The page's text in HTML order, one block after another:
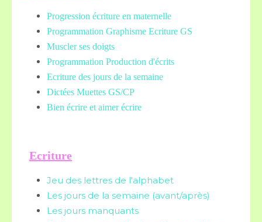
Progression écriture en maternelle
Programmation Graphisme Ecriture GS
Muscler ses doigts
Programmation Production d'écrits
Ecriture des jours de la semaine
Dictées Muettes GS/CP
Bien écrire et aimer écrire
Ecriture
Jeu des lettres de l'alphabet
Les jours de la semaine (avant/après)
Les jours manquants